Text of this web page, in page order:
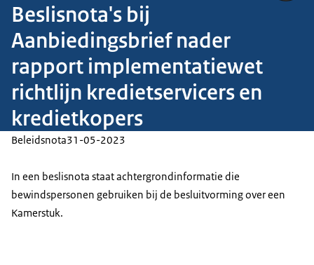
Beslisnota's bij
Aanbiedingsbrief nader
rapport implementatiewet
richtlijn kredietservicers en
kredietkopers
Beleidsnota31-05-2023
In een beslisnota staat achtergrondinformatie die
bewindspersonen gebruiken bij de besluitvorming over een
Kamerstuk.